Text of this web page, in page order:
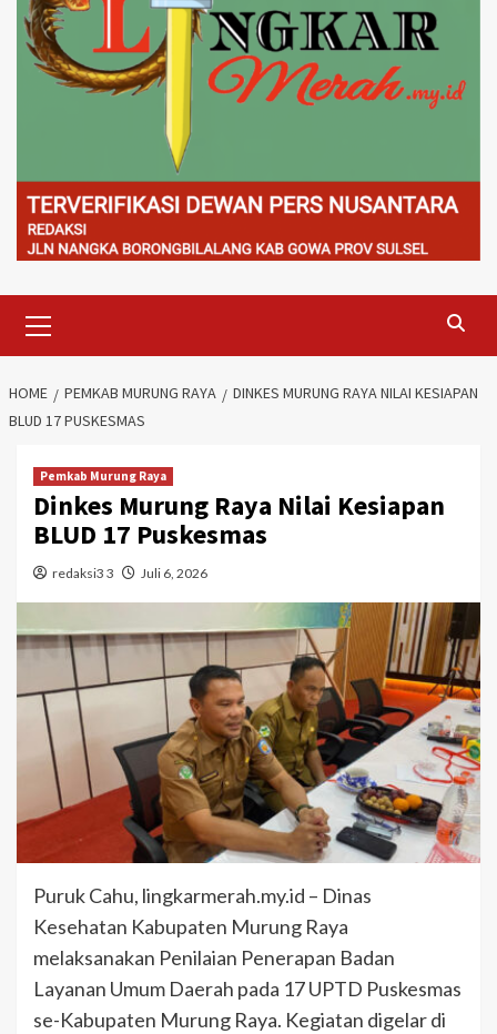
Menu
HOME PEMKAB MURUNG RAYA
DINKES MURUNG RAYA NILAI KESIAPAN
BLUD 17 PUSKESMAS
Pemkab Murung Raya
Dinkes Murung Raya Nilai Kesiapan
BLUD 17 Puskesmas
redaksi3 3 Juli 6, 2026
Puruk Cahu, lingkarmerah.my.id – Dinas
Kesehatan Kabupaten Murung Raya
melaksanakan Penilaian Penerapan Badan
Layanan Umum Daerah pada 17 UPTD Puskesmas
se-Kabupaten Murung Raya. Kegiatan digelar di